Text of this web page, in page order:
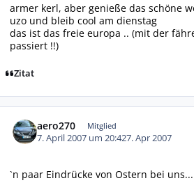
armer kerl, aber genieße das schöne
uzo und bleib cool am dienstag
das ist das freie europa .. (mit der
passiert !!)
Zitat
aero270 Mitglied
7. April 2007 um 20:427. Apr 2007
`n paar Eindrücke von Ostern bei